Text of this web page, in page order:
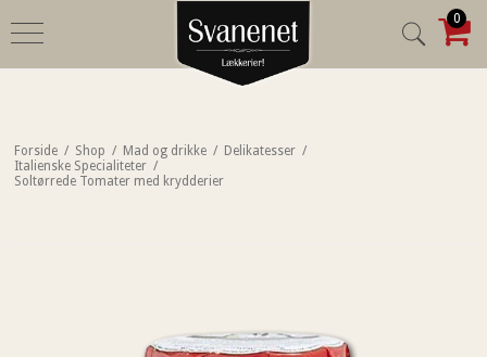
0
Forside / Shop / Mad og drikke / Delikatesser /
Italienske Specialiteter /
Soltørrede Tomater med krydderier